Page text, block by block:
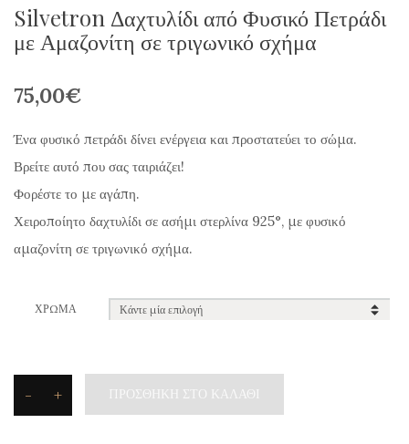
Silvetron Δαχτυλίδι από Φυσικό Πετράδι
με Αμαζονίτη σε τριγωνικό σχήμα
75,00€
Ένα φυσικό πετράδι δίνει ενέργεια και προστατεύει το σώμα.
Βρείτε αυτό που σας ταιριάζει!
Φορέστε το με αγάπη.
Χειροποίητο δαχτυλίδι σε ασήμι στερλίνα 925°, με φυσικό
αμαζονίτη σε τριγωνικό σχήμα.
ΧΡΏΜΑ
- + ΠΡΟΣΘΉΚΗ ΣΤΟ ΚΑΛΆΘΙ